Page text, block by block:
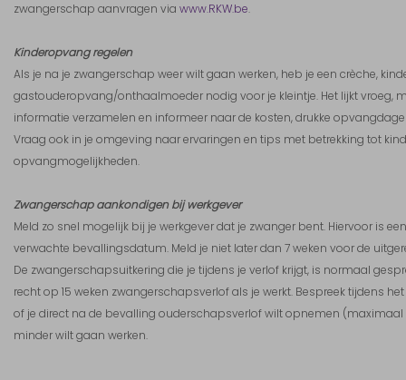
zwangerschap aanvragen via www.RKW.be.
Kinderopvang regelen
Als je na je zwangerschap weer wilt gaan werken, heb je een crèche,
gastouderopvang/onthaalmoeder nodig voor je kleintje. Het lijkt vroeg,
informatie verzamelen en informeer naar de kosten, drukke
Vraag ook in je omgeving naar ervaringen en tips met betrekking tot
opvangmogelijkheden.
Zwangerschap aankondigen bij werkgever
Meld zo snel mogelijk bij je werkgever dat je zwanger bent. Hiervoor is
verwachte bevallingsdatum. Meld je niet later dan 7 weken voor de
De zwangerschapsuitkering die je tijdens je verlof krijgt, is normaal
recht op 15 weken zwangerschapsverlof als je werkt. Bespreek tijdens
of je direct na de bevalling ouderschapsverlof wilt opnemen
minder wilt gaan werken.